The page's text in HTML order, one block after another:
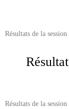
Résultats de la
Résultats de la